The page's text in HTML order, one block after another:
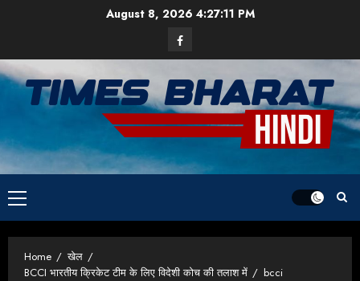
August 8, 2026 4:27:12 PM
Facebook
Primary
Menu
Home
खेल
BCCI भारतीय क्रिकेट टीम के लिए विदेशी कोच की तलाश में
bcci